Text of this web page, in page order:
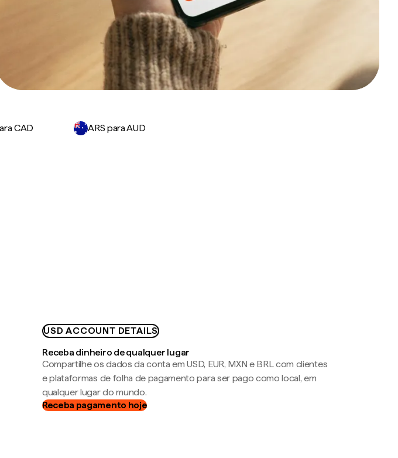
CAD ARS para AUD
USD ACCOUNT DETAILS
Receba dinheiro de qualquer lugar
Compartilhe os dados da conta em USD, EUR, MXN e BRL com clientes
e plataformas de folha de pagamento para ser pago como local, em
qualquer lugar do mundo.
Receba pagamento hoje